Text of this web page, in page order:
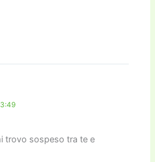
trovo sospeso tra te e